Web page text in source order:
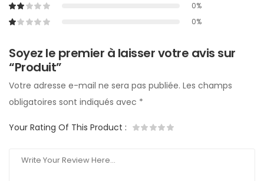
0%
0%
Soyez le premier à laisser votre avis sur
“Produit”
Votre adresse e-mail ne sera pas publiée. Les champs
obligatoires sont indiqués avec *
Your Rating Of This Product :